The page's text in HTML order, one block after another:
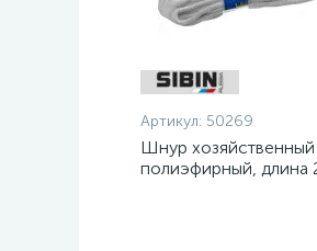
Артикул: 50269
Шнур
полиэфирный, длина